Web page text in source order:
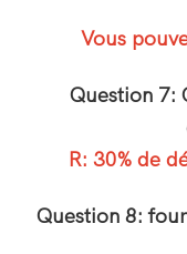
Vous
Question 7:
R: 30% de
Question 8: